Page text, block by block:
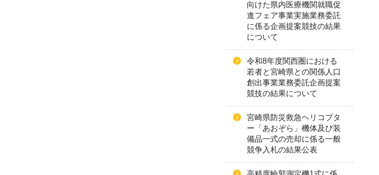
向けた県内医療機関就職促
進フェア事業実施業務委託
に係る企画提案競技の結果
について
令和8年度関西圏における
若者と宮崎県との関係人口
創出事業業務委託企画提案
競技の結果について
宮崎県防災救急ヘリコプタ
ー「あおぞら」機体及び装
備品一式の売却に係る一般
競争入札の結果公表